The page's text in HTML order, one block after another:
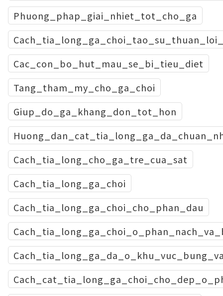
Phuong_phap_giai_nhiet_tot_cho_ga
Cac_con_bo_hut_mau_se_bi_tieu_diet
Tang_tham_my_cho_ga_choi
Giup_do_ga_khang_don_tot_hon
Cach_tia_long_cho_ga_tre_cua_sat
Cach_tia_long_ga_choi
Cach_tia_long_ga_choi_cho_phan_dau